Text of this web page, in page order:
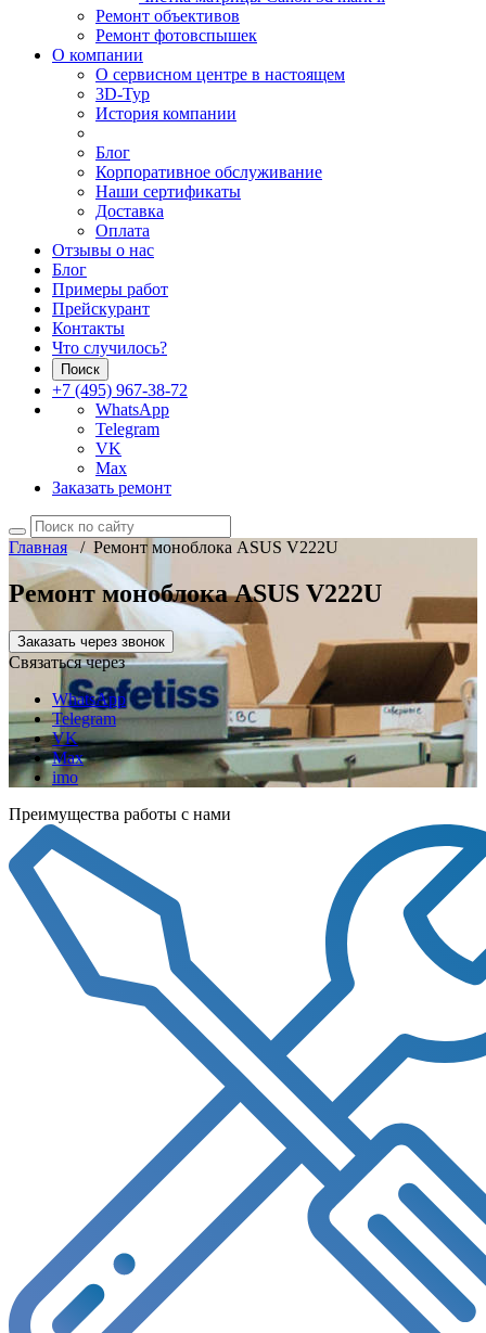
Ремонт объективов
Ремонт фотовспышек
О компании
О сервисном центре в настоящем
3D-Тур
История компании
Блог
Корпоративное обслуживание
Наши сертификаты
Доставка
Оплата
Отзывы о нас
Блог
Примеры работ
Прейскурант
Контакты
Что случилось?
Поиск
+7 (495) 967-38-72
WhatsApp
Telegram
VK
Max
Заказать ремонт
Главная/ Ремонт моноблока ASUS V222U
Ремонт моноблока ASUS V222U
Заказать через звонок
Связаться через
WhatsApp
Telegram
VK
Max
imo
Преимущества работы с нами